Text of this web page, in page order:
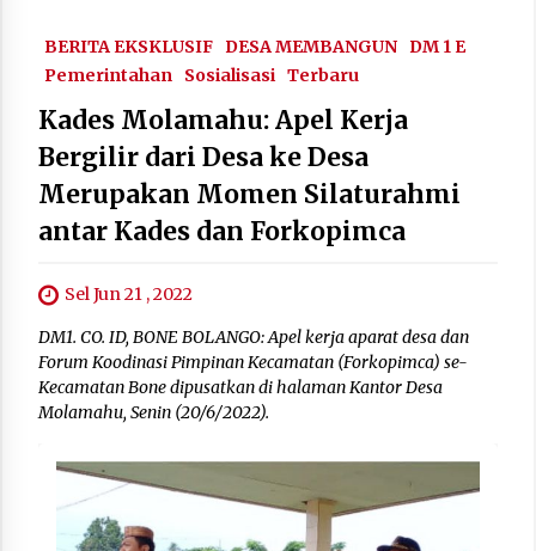
BERITA EKSKLUSIF DESA MEMBANGUN DM 1 E
Pemerintahan
Sosialisasi Terbaru
Kades Molamahu: Apel Kerja
Bergilir dari Desa ke Desa
Merupakan Momen Silaturahmi
antar Kades dan Forkopimca
Sel Jun 21 , 2022
DM1. CO. ID, BONE BOLANGO: Apel kerja aparat desa dan
Forum Koodinasi Pimpinan Kecamatan (Forkopimca) se-
Kecamatan Bone dipusatkan di halaman Kantor Desa
Molamahu, Senin (20/6/2022).